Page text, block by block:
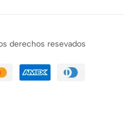
derechos resevados